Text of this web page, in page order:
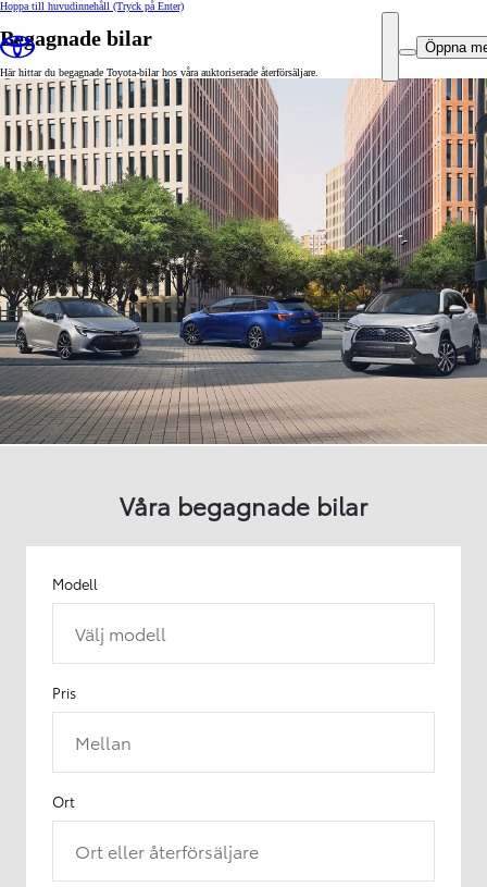
Hoppa till huvudinnehåll (Tryck på Enter)
Öppna
Begagnade bilar
Här hittar du begagnade Toyota-bilar hos våra auktoriserade återförsäljare.
Våra begagnade bilar
Modell
Välj modell
Pris
Mellan
Ort
Ort eller återförsäljare